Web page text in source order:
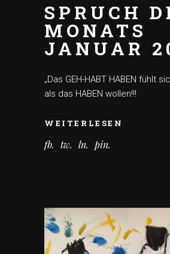
SPRUCH
MONATS
JANUAR
„Das GEH-HABT HABEN fühlt
als das HABEN wollen!!!
WEITERLESEN
fb tw ln pin